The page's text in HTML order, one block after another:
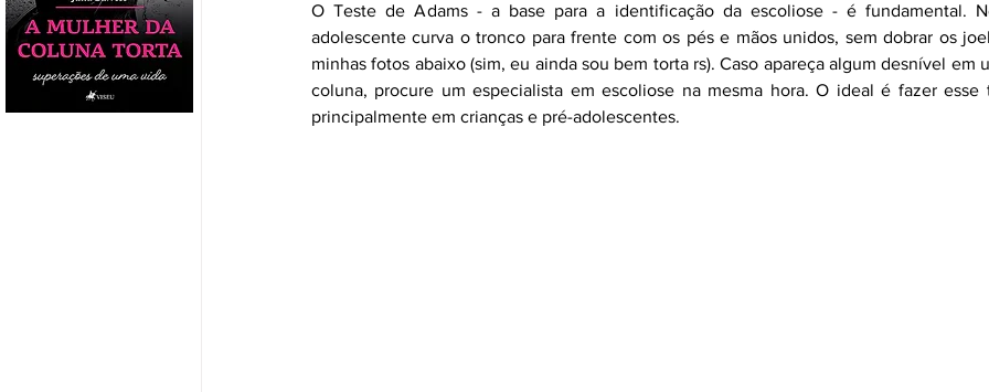
O Teste de Adams - a base para a identificação da escoliose - é fundamental.
adolescente curva o tronco para frente com os pés e mãos unidos, sem dobrar os
minhas fotos abaixo (sim, eu ainda sou bem torta rs). Caso apareça algum desnível em
coluna, procure um especialista em escoliose na mesma hora. O ideal é fazer esse
principalmente em crianças e pré-adolescentes.